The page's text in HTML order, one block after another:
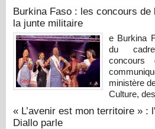
Burkina Faso : les concours de
la junte militaire
e Burkina
du
ministère
Culture,
« L’avenir est mon territoire » :
Diallo parle